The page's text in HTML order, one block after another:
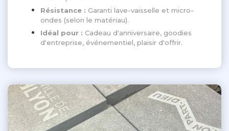
Résistance : Garanti lave-vaisselle et micro-
ondes (selon le matériau).
Idéal pour : Cadeau d'anniversaire, goodies
d'entreprise, événementiel, plaisir d'offrir.